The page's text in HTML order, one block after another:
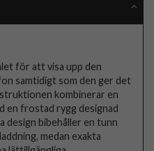
för att visa upp den
samtidigt som den ger det
kombinerar en
en frostad rygg designad
design bibehåller en tunn
medan exakta